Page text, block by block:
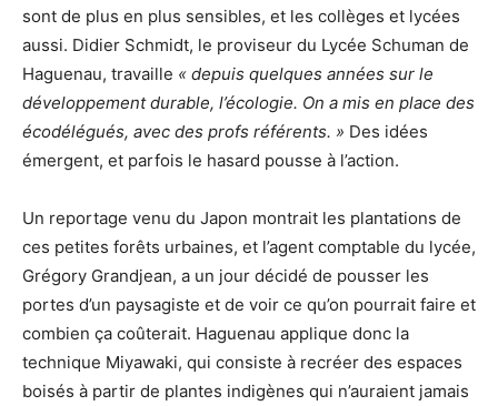
sont de plus en plus sensibles, et les collèges et lycées
aussi. Didier Schmidt, le proviseur du Lycée Schuman de
Haguenau, travaille « depuis quelques années sur le
développement durable, l’écologie. On a mis en place des
écodélégués, avec des profs référents. » Des idées
émergent, et parfois le hasard pousse à l’action.
Un reportage venu du Japon montrait les plantations de
ces petites forêts urbaines, et l’agent comptable du lycée,
Grégory Grandjean, a un jour décidé de pousser les
portes d’un paysagiste et de voir ce qu’on pourrait faire et
combien ça coûterait. Haguenau applique donc la
technique Miyawaki, qui consiste à recréer des espaces
boisés à partir de plantes indigènes qui n’auraient jamais